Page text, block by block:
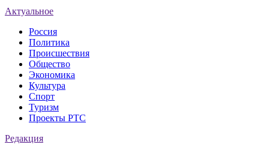
Актуальное
Россия
Политика
Происшествия
Общество
Экономика
Культура
Спорт
Туризм
Проекты РТС
Редакция